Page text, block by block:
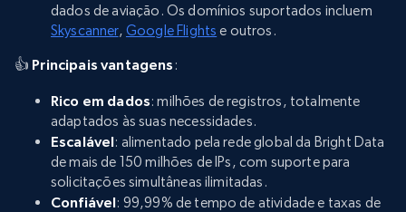
dados de aviação. Os domínios suportados incluem
Skyscanner, Google Flights e outros.
👍 Principais vantagens :
Rico em dados: milhões de registros, totalmente
adaptados às suas necessidades.
Escalável: alimentado pela rede global da Bright Data
de mais de 150 milhões de IPs, com suporte para
solicitações simultâneas ilimitadas.
Confiável: 99,99% de tempo de atividade e taxas de